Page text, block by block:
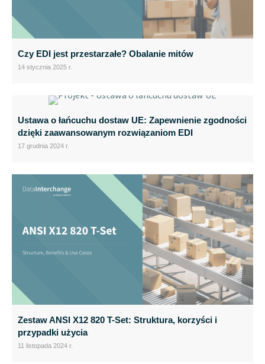
Czy EDI jest przestarzałe? Obalanie mitów
14 stycznia 2025 r.
Ustawa o łańcuchu dostaw UE: Zapewnienie zgodności
dzięki zaawansowanym rozwiązaniom EDI
17 grudnia 2024 r.
Zestaw ANSI X12 820 T-Set: Struktura, korzyści i
przypadki użycia
11 listopada 2024 r.